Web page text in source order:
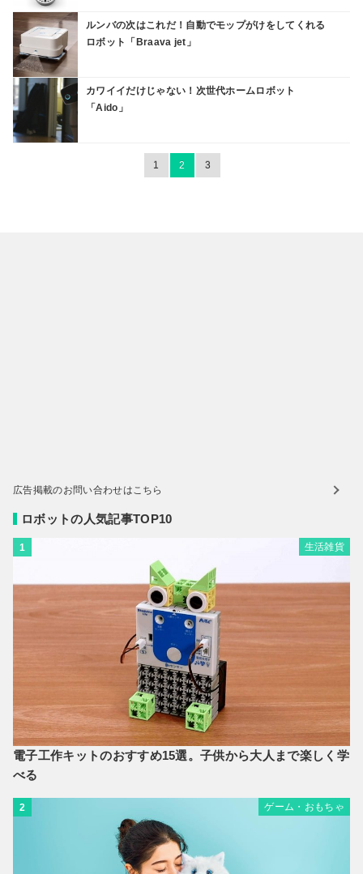
ルンバの次はこれだ！自動でモップがけをしてくれる
ロボット「Braava jet」
カワイイだけじゃない！次世代ホームロボット
「Aido」
1 2 3
広告掲載のお問い合わせはこちら
ロボットの人気記事TOP10
1 生活雑貨
電子工作キットのおすすめ15選。子供から大人まで楽しく学
べる
2 ゲーム・おもちゃ